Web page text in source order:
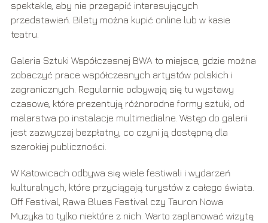
spektakle, aby nie przegapić interesujących
przedstawień. Bilety można kupić online lub w kasie
teatru.
Galeria Sztuki Współczesnej BWA to miejsce, gdzie można
zobaczyć prace współczesnych artystów polskich i
zagranicznych. Regularnie odbywają się tu wystawy
czasowe, które prezentują różnorodne formy sztuki, od
malarstwa po instalacje multimedialne. Wstęp do galerii
jest zazwyczaj bezpłatny, co czyni ją dostępną dla
szerokiej publiczności.
W Katowicach odbywa się wiele festiwali i wydarzeń
kulturalnych, które przyciągają turystów z całego świata.
Off Festival, Rawa Blues Festival czy Tauron Nowa
Muzyka to tylko niektóre z nich. Warto zaplanować wizytę